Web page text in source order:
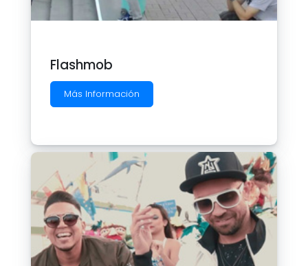
Flashmob
Más Información